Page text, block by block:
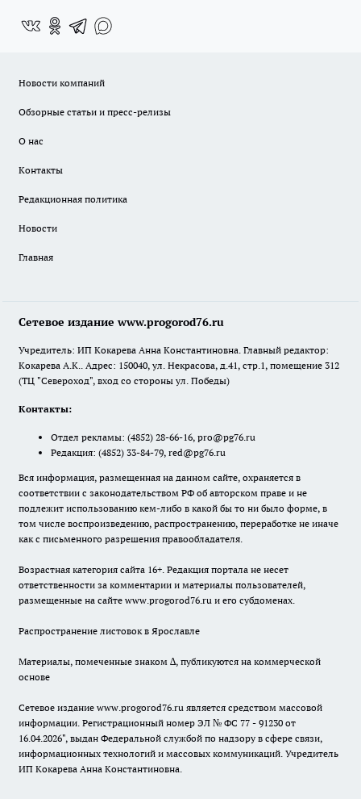
Новости компаний
Обзорные статьи и пресс-релизы
О нас
Контакты
Редакционная политика
Новости
Главная
Сетевое издание www.progorod76.ru
Учредитель: ИП Кокарева Анна Константиновна. Главный редактор:
Кокарева А.К.. Адрес: 150040, ул. Некрасова, д.41, стр.1, помещение 312
(ТЦ "Североход", вход со стороны ул. Победы)
Контакты:
Отдел рекламы: (4852) 28-66-16, pro@pg76.ru
Редакция: (4852) 33-84-79, red@pg76.ru
Вся информация, размещенная на данном сайте, охраняется в
соответствии с законодательством РФ об авторском праве и не
подлежит использованию кем-либо в какой бы то ни было форме, в
том числе воспроизведению, распространению, переработке не иначе
как с письменного разрешения правообладателя.
Возрастная категория сайта 16+. Редакция портала не несет
ответственности за комментарии и материалы пользователей,
размещенные на сайте www.progorod76.ru и его субдоменах.
Распространение листовок в Ярославле
Материалы, помеченные знаком ∆, публикуются на коммерческой
основе
Сетевое издание www.progorod76.ru является средством массовой
информации. Регистрационный номер ЭЛ № ФС 77 - 91230 от
16.04.2026", выдан Федеральной службой по надзору в сфере связи,
информационных технологий и массовых коммуникаций. Учредитель
ИП Кокарева Анна Константиновна.